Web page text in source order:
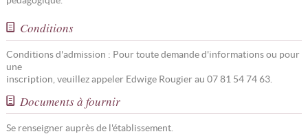
Conditions
Conditions d'admission : Pour toute demande d'informations ou pour
une
inscription, veuillez appeler Edwige Rougier au 07 81 54 74 63.
Documents à fournir
Se renseigner auprès de l'établissement.